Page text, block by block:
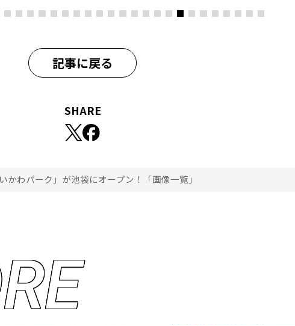
記事に戻る
SHARE
かわパーク」が池袋にオープン！「画像一覧」
RE